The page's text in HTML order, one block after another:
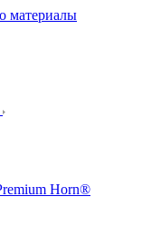
материалы
Horn®